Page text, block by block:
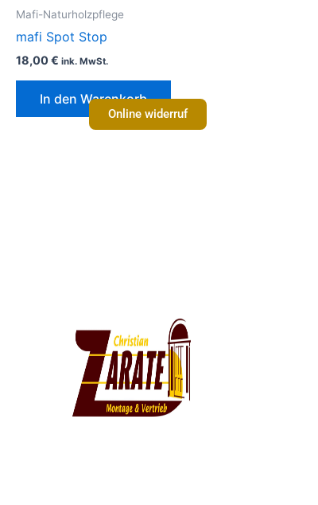
Mafi-Naturholzpflege
mafi Spot Stop
18,00€ ink. MwSt.
In den Warenkorb
Online widerruf